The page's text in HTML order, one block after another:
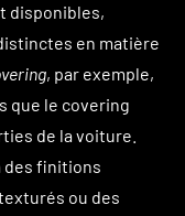
disponibles,
en matière
, par exemple,
que le covering
de la voiture.
des finitions
ou des